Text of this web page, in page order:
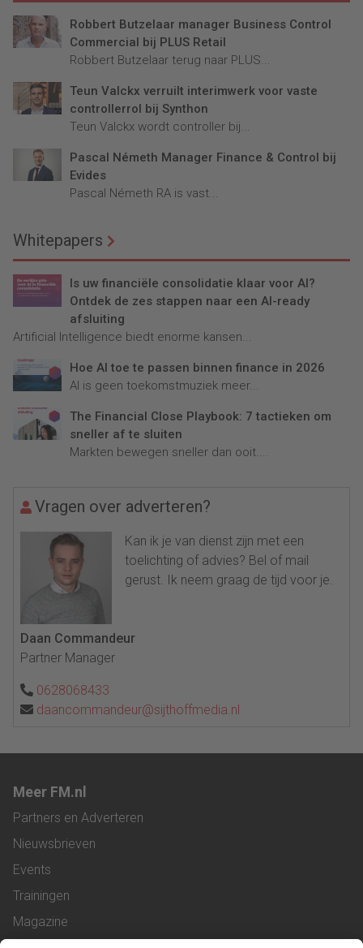
Robbert Butzelaar manager Business Control
Commercial bij PLUS Retail
Robbert Butzelaar terug naar PLUS...
Teun Valckx verruilt interimwerk voor vaste
controllerrol bij Synthon
Teun Valckx wordt controller bij...
Pascal Németh Manager Finance & Control bij
Evides
Pascal Németh RA is vast...
Whitepapers
Is uw financiële consolidatie klaar voor AI?
Ontdek de zes stappen naar een AI-ready
afsluiting
Artificial Intelligence biedt enorme kansen...
Hoe AI toe te passen binnen finance in 2026
AI is geen toekomstmuziek meer...
The Financial Close Playbook: 7 tactieken om
sneller af te sluiten
Markten bewegen sneller dan ooit....
Vragen over adverteren?
Kan ik je van dienst zijn met een
toelichting of advies? Bel of mail
gerust. Ik neem graag de tijd voor je.
Daan Commandeur
Partner Manager
0628068433
daancommandeur@sijthoffmedia.nl
Meer FM.nl
Partners en Adverteren
Nieuwsbrieven
Events
Trainingen
Magazine